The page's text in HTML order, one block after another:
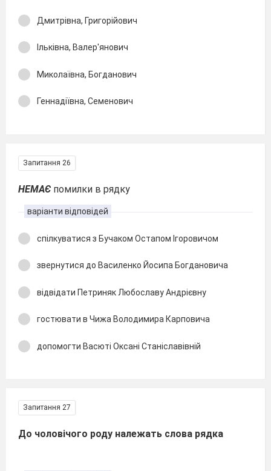
Дмитрівна, Григорійович
Ільківна, Валер'янович
Миколаївна, Богданович
Геннадіївна, Семенович
Запитання 26
НЕМАЄ помилки в рядку
варіанти відповідей
спілкуватися з Бучаком Остапом Ігоровичом
звернутися до Василенко Йосипа Богдановича
відвідати Петриняк Любославу Андрієвну
гостювати в Чижа Володимира Карповича
допомогти Васюті Оксані Станіславівній
Запитання 27
До чоловічого роду належать слова рядка